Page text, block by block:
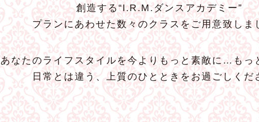
創造する“I.R.M.ダンスアカデミー”
プランにあわせた数々のクラスをご用意致しま
あなたのライフスタイルを今よりもっと素敵に…も
日常とは違う、上質のひとときをお過ごしくだ